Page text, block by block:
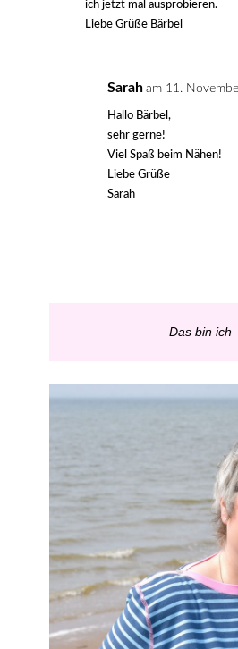
ich jetzt mal ausprobieren.
Liebe Grüße Bärbel
Sarah am 11.
Hallo Bärbel,
sehr gerne!
Viel Spaß beim Nähen!
Liebe Grüße
Sarah
Das bin ich